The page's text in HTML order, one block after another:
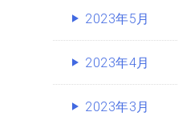
2023年5月
2023年4月
2023年3月